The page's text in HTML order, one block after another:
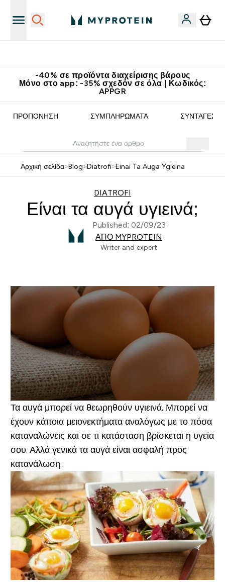
-40% σε προϊόντα διαχείρισης βάρους
Μόνο στο app: -35% σχεδόν σε όλα | Κωδικός:
APPGR
ΠΡΟΠΌΝΗΣΗ ΣΥΜΠΛΗΡΏΜΑΤΑ ΣΥΝΤΑΓΈΣ
Αρχική σελίδα>Blog>Diatrofi>Einai Ta Auga Ygieina
DIATROFI
Είναι τα αυγά υγιεινά;
Published: 02/09/23
ΑΠΌ MYPROTEIN
Writer and expert
Τα αυγά μπορεί να θεωρηθούν υγιεινά. Μπορεί να
έχουν κάποια μειονεκτήματα αναλόγως με το πόσα
καταναλώνεις και σε τι κατάσταση βρίσκεται η υγεία
σου. Αλλά γενικά τα αυγά είναι ασφαλή προς
κατανάλωση.